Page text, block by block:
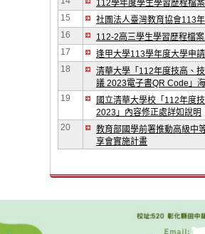
112學年度學生學習歷程檔
15
社團法人臺灣教育協會113
16
112-2高三學生學習歷程檔
17
逢甲大學113學年度大學申
18
清華大學「112年度技高、
議 2023電子書QR Code」
19
國立清華大學校「112年度
2023」內容修正處詳如說明
20
教育部國學前署推動高級中
享會實施計畫